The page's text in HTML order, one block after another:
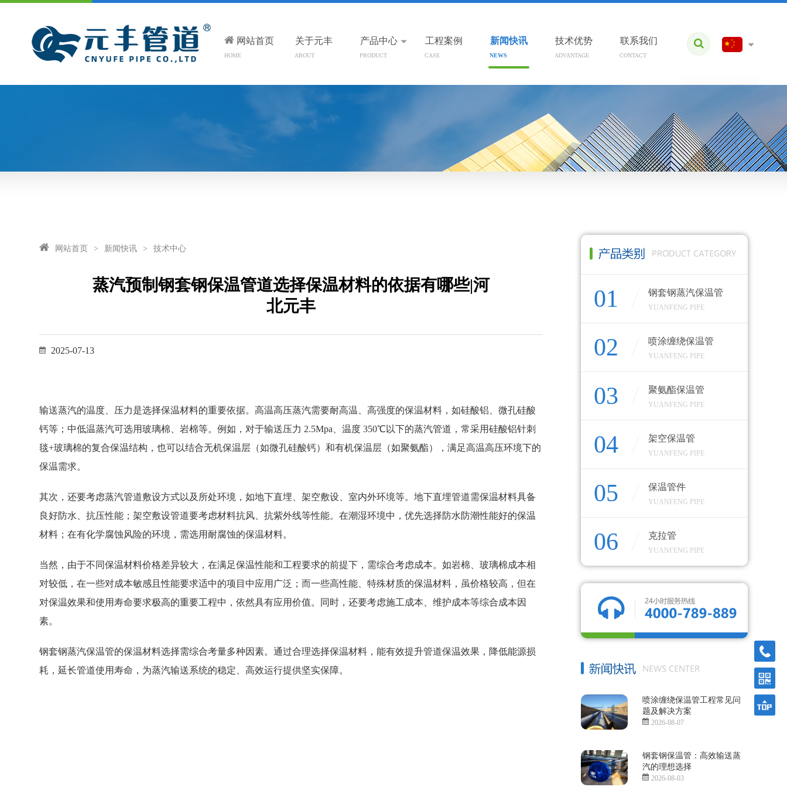
网站首页
HOME
关于元丰
ABOUT
产品中心
PRODUCT
工程案例
CASE
新闻快讯
NEWS
技术优势
ADVANTAGE
联系我们
CONTACT
网站首页 > 新闻快讯 > 技术中心
蒸汽预制钢套钢保温管道选择保温材料的依据有哪些|河
北元丰
2025-07-13
输送蒸汽的温度、压力是选择保温材料的重要依据。高温高压蒸汽需要耐高温、高强度的保温材料，如硅酸铝、微孔硅酸
钙等；中低温蒸汽可选用玻璃棉、岩棉等。例如，对于输送压力 2.5Mpa、温度 350℃以下的蒸汽管道，常采用硅酸铝针刺
毯+玻璃棉的复合保温结构，也可以结合无机保温层（如微孔硅酸钙）和有机保温层（如聚氨酯），满足高温高压环境下的
保温需求。
其次，还要考虑蒸汽管道敷设方式以及所处环境，如地下直埋、架空敷设、室内外环境等。地下直埋管道需保温材料具备
良好防水、抗压性能；架空敷设管道要考虑材料抗风、抗紫外线等性能。在潮湿环境中，优先选择防水防潮性能好的保温
材料；在有化学腐蚀风险的环境，需选用耐腐蚀的保温材料。
当然，由于不同保温材料价格差异较大，在满足保温性能和工程要求的前提下，需综合考虑成本。如岩棉、玻璃棉成本相
对较低，在一些对成本敏感且性能要求适中的项目中应用广泛；而一些高性能、特殊材质的保温材料，虽价格较高，但在
对保温效果和使用寿命要求极高的重要工程中，依然具有应用价值。同时，还要考虑施工成本、维护成本等综合成本因
素。
钢套钢蒸汽保温管的保温材料选择需综合考量多种因素。通过合理选择保温材料，能有效提升管道保温效果，降低能源损
耗，延长管道使用寿命，为蒸汽输送系统的稳定、高效运行提供坚实保障。
01 钢套钢蒸汽保温管
YUANFENG PIPE
02 喷涂缠绕保温管
YUANFENG PIPE
03 聚氨酯保温管
YUANFENG PIPE
04 架空保温管
YUANFENG PIPE
05 保温管件
YUANFENG PIPE
06 克拉管
YUANFENG PIPE
喷涂缠绕保温管工程常见问
题及解决方案
2026-08-07
钢套钢保温管：高效输送蒸
汽的理想选择
2026-08-03
4000-
789-
889